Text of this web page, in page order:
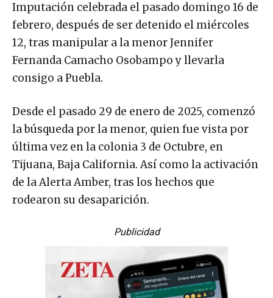
Imputación celebrada el pasado domingo 16 de
febrero, después de ser detenido el miércoles
12, tras manipular a la menor Jennifer
Fernanda Camacho Osobampo y llevarla
consigo a Puebla.
Desde el pasado 29 de enero de 2025, comenzó
la búsqueda por la menor, quien fue vista por
última vez en la colonia 3 de Octubre, en
Tijuana, Baja California. Así como la activación
de la Alerta Amber, tras los hechos que
rodearon su desaparición.
Publicidad